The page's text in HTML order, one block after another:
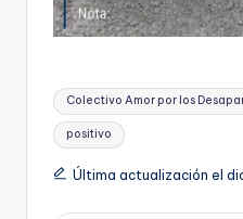
Etiquetas:
Colectivo Amor por los
positivo
Última actualización el